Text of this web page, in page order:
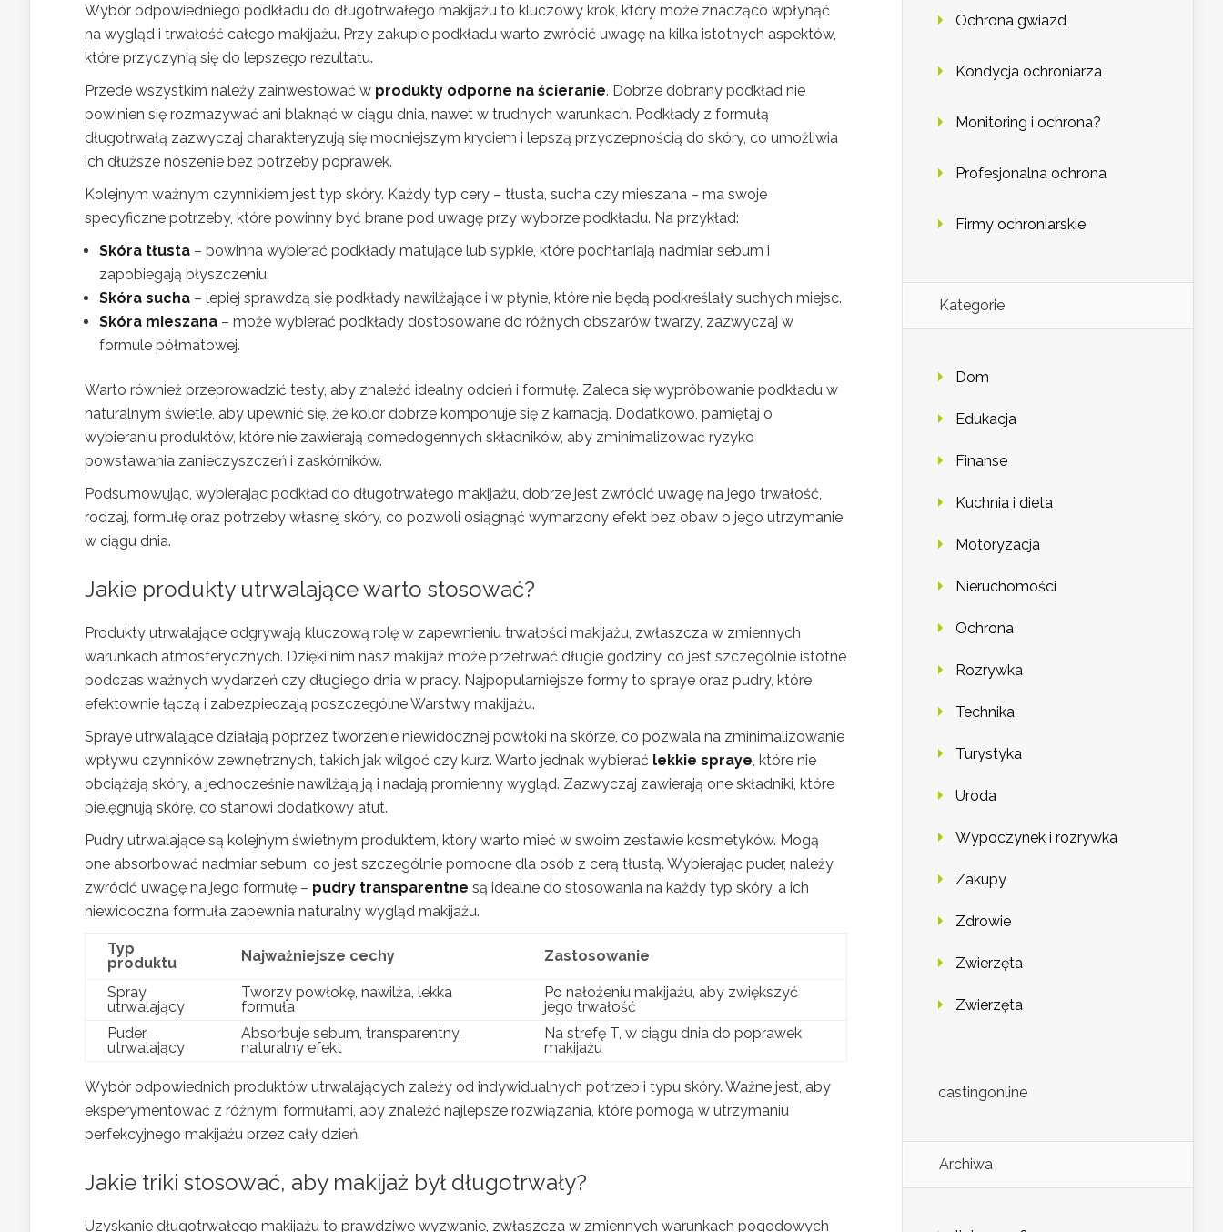
Wybór odpowiedniego podkładu do długotrwałego makijażu to kluczowy krok, który może znacząco wpłynąć
na wygląd i trwałość całego makijażu. Przy zakupie podkładu warto zwrócić uwagę na kilka istotnych aspektów,
które przyczynią się do lepszego rezultatu.
Przede wszystkim należy zainwestować w produkty odporne na ścieranie. Dobrze dobrany podkład nie
powinien się rozmazywać ani blaknąć w ciągu dnia, nawet w trudnych warunkach. Podkłady z formułą
długotrwałą zazwyczaj charakteryzują się mocniejszym kryciem i lepszą przyczepnością do skóry, co umożliwia
ich dłuższe noszenie bez potrzeby poprawek.
Kolejnym ważnym czynnikiem jest typ skóry. Każdy typ cery – tłusta, sucha czy mieszana – ma swoje
specyficzne potrzeby, które powinny być brane pod uwagę przy wyborze podkładu. Na przykład:
Skóra tłusta – powinna wybierać podkłady matujące lub sypkie, które pochłaniają nadmiar sebum i
zapobiegają błyszczeniu.
Skóra sucha – lepiej sprawdzą się podkłady nawilżające i w płynie, które nie będą podkreślały suchych miejsc.
Skóra mieszana – może wybierać podkłady dostosowane do różnych obszarów twarzy, zazwyczaj w
formule półmatowej.
Warto również przeprowadzić testy, aby znaleźć idealny odcień i formułę. Zaleca się wypróbowanie podkładu w
naturalnym świetle, aby upewnić się, że kolor dobrze komponuje się z karnacją. Dodatkowo, pamiętaj o
wybieraniu produktów, które nie zawierają comedogennych składników, aby zminimalizować ryzyko
powstawania zanieczyszczeń i zaskórników.
Podsumowując, wybierając podkład do długotrwałego makijażu, dobrze jest zwrócić uwagę na jego trwałość,
rodzaj, formułę oraz potrzeby własnej skóry, co pozwoli osiągnąć wymarzony efekt bez obaw o jego utrzymanie
w ciągu dnia.
Jakie produkty utrwalające warto stosować?
Produkty utrwalające odgrywają kluczową rolę w zapewnieniu trwałości makijażu, zwłaszcza w zmiennych
warunkach atmosferycznych. Dzięki nim nasz makijaż może przetrwać długie godziny, co jest szczególnie istotne
podczas ważnych wydarzeń czy długiego dnia w pracy. Najpopularniejsze formy to spraye oraz pudry, które
efektownie łączą i zabezpieczają poszczególne Warstwy makijażu.
Spraye utrwalające działają poprzez tworzenie niewidocznej powłoki na skórze, co pozwala na zminimalizowanie
wpływu czynników zewnętrznych, takich jak wilgoć czy kurz. Warto jednak wybierać lekkie spraye , które nie
obciążają skóry, a jednocześnie nawilżają ją i nadają promienny wygląd. Zazwyczaj zawierają one składniki, które
pielęgnują skórę, co stanowi dodatkowy atut.
Pudry utrwalające są kolejnym świetnym produktem, który warto mieć w swoim zestawie kosmetyków. Mogą
one absorbować nadmiar sebum, co jest szczególnie pomocne dla osób z cerą tłustą. Wybierając puder, należy
zwrócić uwagę na jego formułę – pudry transparentne są idealne do stosowania na każdy typ skóry, a ich
niewidoczna formuła zapewnia naturalny wygląd makijażu.
Typ
produktu
Najważniejsze cechy Zastosowanie
Spray
utrwalający
Tworzy powłokę, nawilża, lekka
formuła
Po nałożeniu makijażu, aby zwiększyć
jego trwałość
Puder
utrwalający
Absorbuje sebum, transparentny,
naturalny efekt
Na strefę T, w ciągu dnia do poprawek
makijażu
Wybór odpowiednich produktów utrwalających zależy od indywidualnych potrzeb i typu skóry. Ważne jest, aby
eksperymentować z różnymi formułami, aby znaleźć najlepsze rozwiązania, które pomogą w utrzymaniu
perfekcyjnego makijażu przez cały dzień.
Jakie triki stosować, aby makijaż był długotrwały?
Uzyskanie długotrwałego makijażu to prawdziwe wyzwanie, zwłaszcza w zmiennych warunkach pogodowych
Ochrona gwiazd
Kondycja ochroniarza
Monitoring i ochrona?
Profesjonalna ochrona
Firmy ochroniarskie
Kategorie
Dom
Edukacja
Finanse
Kuchnia i dieta
Motoryzacja
Nieruchomości
Ochrona
Rozrywka
Technika
Turystyka
Uroda
Wypoczynek i rozrywka
Zakupy
Zdrowie
Zwierzęta
Zwierzęta
castingonline
Archiwa